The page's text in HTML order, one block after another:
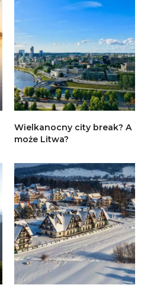
Wielkanocny city break? A
może Litwa?